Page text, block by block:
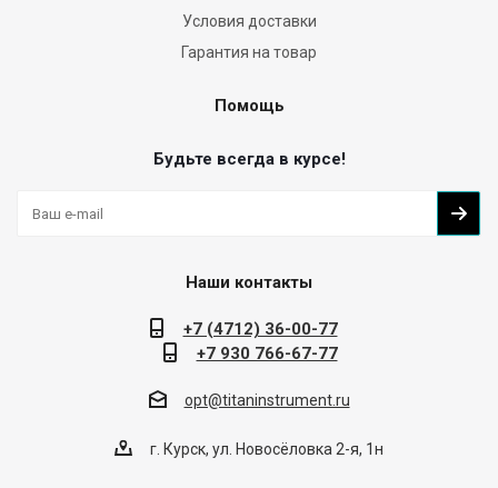
Условия доставки
Гарантия на товар
Помощь
Будьте всегда в курсе!
Наши контакты
+7 (4712) 36-00-77
+7 930 766-67-77
opt@titaninstrument.ru
г. Курск, ул. Новосёловка 2-я, 1н